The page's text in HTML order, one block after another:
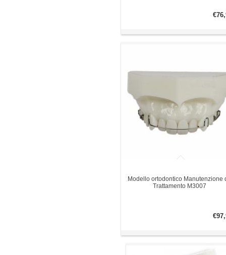
Modello ortodontico Manutenzione
Trattamento M3007